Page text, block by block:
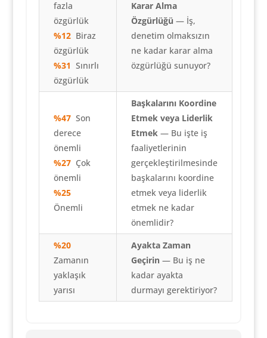
fazla
özgürlük
%12Biraz
özgürlük
%31 Sınırlı
özgürlük
Karar Alma
Özgürlüğü — İş,
denetim olmaksızın
ne kadar karar alma
özgürlüğü sunuyor?
%47Son
derece
önemli
%27Çok
önemli
%25
Önemli
Başkalarını Koordine
Etmek veya Liderlik
Etmek— Bu işte iş
faaliyetlerinin
gerçekleştirilmesinde
başkalarını koordine
etmek veya liderlik
etmek ne kadar
önemlidir?
%20
Zamanın
yaklaşık
yarısı
Ayakta Zaman
Geçirin — Bu iş ne
kadar ayakta
durmayı gerektiriyor?